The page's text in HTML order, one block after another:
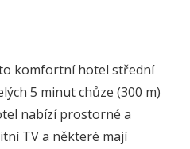
komfortní hotel střední
5 minut chůze (300 m)
nabízí prostorné a
TV a některé mají